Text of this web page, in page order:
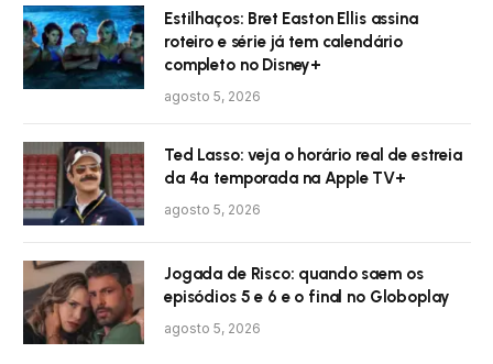
Estilhaços: Bret Easton Ellis assina
roteiro e série já tem calendário
completo no Disney+
agosto 5, 2026
Ted Lasso: veja o horário real de estreia
da 4ª temporada na Apple TV+
agosto 5, 2026
Jogada de Risco: quando saem os
episódios 5 e 6 e o final no Globoplay
agosto 5, 2026